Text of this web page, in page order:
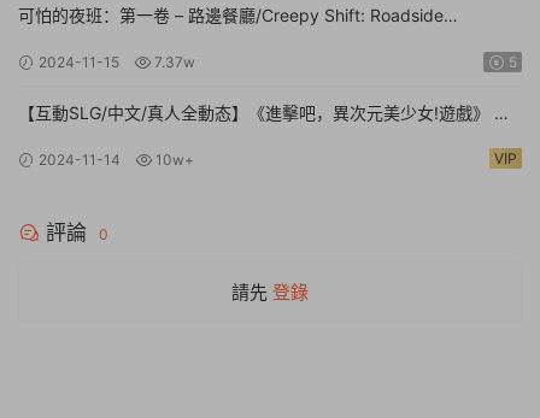
可怕的夜班：第一卷 – 路邊餐廳/Creepy Shift: Roadside
2024-11-15 7.37w 5
【互動SLG/中文/真人全動态】《進擊吧，異次元美少女!遊戲》 官
2024-11-14 10w+ VIP
評論 0
請先 登錄